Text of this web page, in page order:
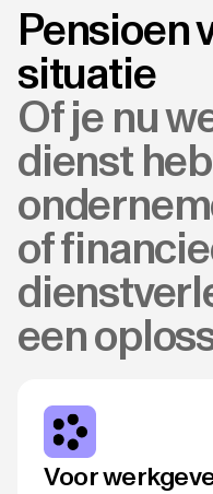
Pensioen
situatie
Of je nu
dienst
of
een
Voor